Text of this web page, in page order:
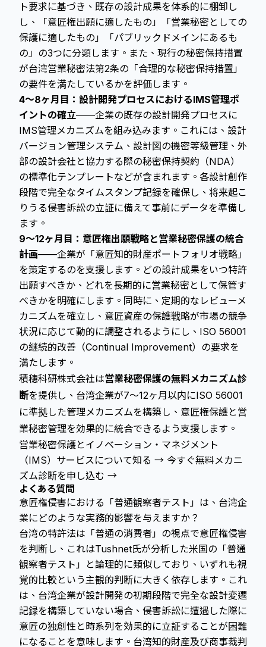
ト要求に基づき、既存の設計成果を体系的に棚卸し
し、「意匠権出願に適したもの」「営業秘密としての
保護に適したもの」「パブリックドメインにあるも
の」の3つに分類します。また、現行の秘密保持措置
が台湾営業秘密法第2条の「合理的な秘密保持措置」
の要件を満たしているかを評価します。
4～8ヶ月目：設計開発プロセスにおけるIMS管理ポ
イントの確立——企業の既存の設計開発プロセスに
IMS管理メカニズムを組み込みます。これには、設計
バージョン管理システム、設計図の機密等級管理、外
部の設計会社と協力する際の秘密保持契約（NDA）
の標準化テンプレートなどが含まれます。各設計創作
段階で完全なタイムスタンプ記録を確保し、将来起こ
りうる侵害訴訟の立証に備えて事前にデータを準備し
ます。
9～12ヶ月目：意匠権出願戦略と営業秘密保護の統合
計画——企業が「意匠知的財産ポートフォリオ戦略」
を策定するのを支援します。どの設計成果をいつ特許
出願すべきか、どれを長期的に営業秘密として保管す
べきかを明確にします。同時に、定期的なレビューメ
カニズムを確立し、意匠資産の保護戦略が市場の競争
状況に応じて動的に調整されるようにし、ISO 56001
の継続的改善（Continual Improvement）の要求を
満たします。
積穗科研株式会社は営業秘密保護の無料メカニズム診
断を提供し、台湾企業が7～12ヶ月以内にISO 56001
に準拠した管理メカニズムを構築し、意匠権保護と営
業秘密管理を効果的に統合できるよう支援します。
営業秘密保護とイノベーション・マネジメント
（IMS）サービスについて知る → 今すぐ無料メカニ
ズム診断を申し込む →
よくある質問
意匠権侵害における「普通観察者テスト」は、台湾企
業にどのような実務的影響を与えますか？
台湾の特許法は「普通の消費者」の視点で意匠権侵害
を判断し、これはTushnet氏が分析した米国の「普通
観察者テスト」と論理的に類似しており、いずれも視
覚的比較という主観的判断に大きく依存します。これ
は、台湾企業が設計開発の初期段階で完全な設計変遷
記録を構築していない場合、侵害訴訟に遭遇した際に
意匠の独創性と時系列を効果的に立証することが困難
になることを意味します。台湾知的財産及び商事裁判